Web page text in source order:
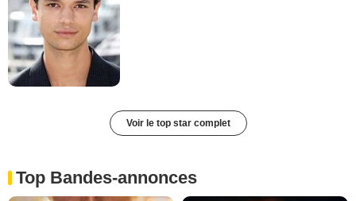
Voir le top star complet
Top Bandes-annonces